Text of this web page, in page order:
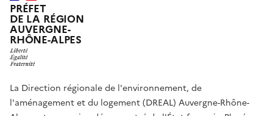
PRÉFET
DE LA RÉGION
AUVERGNE-
RHÔNE-ALPES
La Direction régionale de l'environnement, de
l'aménagement et du logement (DREAL) Auvergne-Rhône-